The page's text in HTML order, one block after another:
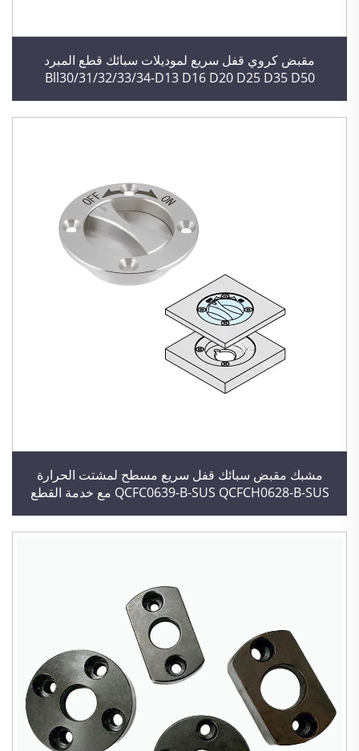
مقبض كروي قفل سريع لموديلات سبائك قطع المبرد
Bll30/31/32/33/34-D13 D16 D20 D25 D35 D50
مشبك مقبض سبائك قفل سريع مسطح لمشتت الحرارة
QCFC0639-B-SUS QCFCH0628-B-SUS مع خدمة القطع